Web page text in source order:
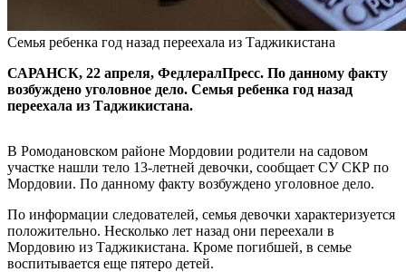
Семья ребенка год назад переехала из Таджикистана
САРАНСК, 22 апреля, ФедлералПресс. По данному факту
возбуждено уголовное дело. Семья ребенка год назад
переехала из Таджикистана.
В Ромодановском районе Мордовии родители на садовом
участке нашли тело 13-летней девочки, сообщает СУ СКР по
Мордовии. По данному факту возбуждено уголовное дело.
По информации следователей, семья девочки характеризуется
положительно. Несколько лет назад они переехали в
Мордовию из Таджикистана. Кроме погибшей, в семье
воспитывается еще пятеро детей.